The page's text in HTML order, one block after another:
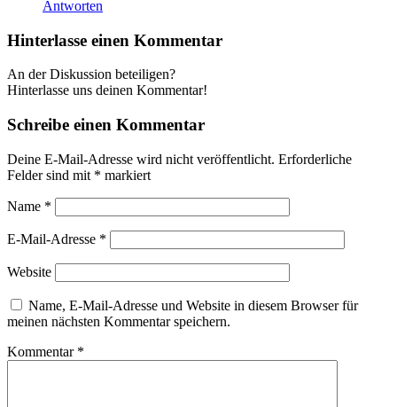
Antworten
Hinterlasse einen Kommentar
An der Diskussion beteiligen?
Hinterlasse uns deinen Kommentar!
Schreibe einen Kommentar
Deine E-Mail-Adresse wird nicht veröffentlicht. Erforderliche
Felder sind mit * markiert
Name *
E-Mail-Adresse *
Website
Name, E-Mail-Adresse und Website in diesem Browser für
meinen nächsten Kommentar speichern.
Kommentar *